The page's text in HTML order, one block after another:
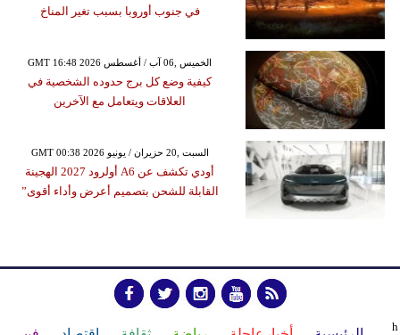
في جنوب أوروبا بسبب تغير المناخ
GMT 16:48 2026 الخميس ,06 آب / أغسطس
كيفية وضع كل برج حدوده الشخصية في
العلاقات ويتعامل مع الآخرين
GMT 00:38 2026 السبت ,20 حزيران / يونيو
أودي تكشف عن A6 أولرود 2027 الهجينة
القابلة للشحن بتصميم أعرض وأداء أقوى”
h